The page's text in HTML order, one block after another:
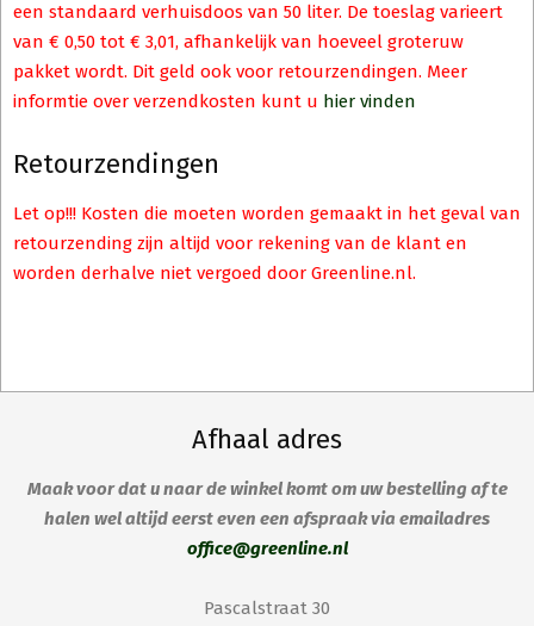
een standaard verhuisdoos van 50 liter. De toeslag varieert
van € 0,50 tot € 3,01, afhankelijk van hoeveel groteruw
pakket wordt. Dit geld ook voor retourzendingen. Meer
informtie over verzendkosten kunt u hier vinden
Retourzendingen
Let op!!! Kosten die moeten worden gemaakt in het geval van
retourzending zijn altijd voor rekening van de klant en
worden derhalve niet vergoed door Greenline.nl.
Afhaal adres
Maak voor dat u naar de winkel komt om uw bestelling af te
halen wel altijd eerst even een afspraak via emailadres
office@greenline.nl
Pascalstraat 30